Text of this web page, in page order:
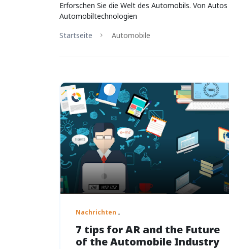
Erforschen Sie die Welt des Automobils. Von
Automobiltechnologien
Startseite
Automobile
Nachrichten
7 tips for AR and the Future
of the Automobile Industry